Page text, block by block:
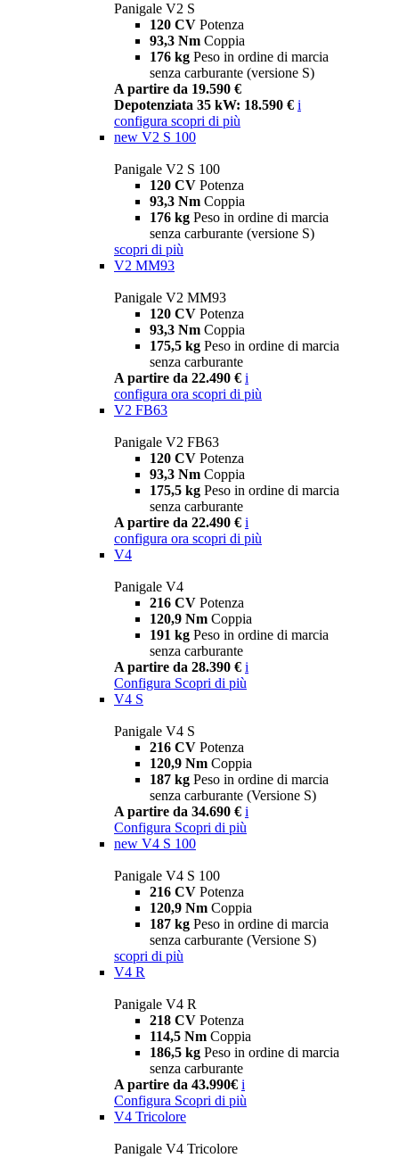
Panigale V2 S
120 CV Potenza
93,3 Nm Coppia
176 kg Peso in ordine di marcia
senza carburante (versione S)
A partire da 19.590 €
Depotenziata 35 kW: 18.590 € i
configura scopri di più
new V2 S 100
Panigale V2 S 100
120 CV Potenza
93,3 Nm Coppia
176 kg Peso in ordine di marcia
senza carburante (versione S)
scopri di più
V2 MM93
Panigale V2 MM93
120 CV Potenza
93,3 Nm Coppia
175,5 kg Peso in ordine di marcia
senza carburante
A partire da 22.490 € i
configura ora scopri di più
V2 FB63
Panigale V2 FB63
120 CV Potenza
93,3 Nm Coppia
175,5 kg Peso in ordine di marcia
senza carburante
A partire da 22.490 € i
configura ora scopri di più
V4
Panigale V4
216 CV Potenza
120,9 Nm Coppia
191 kg Peso in ordine di marcia
senza carburante
A partire da 28.390 € i
Configura Scopri di più
V4 S
Panigale V4 S
216 CV Potenza
120,9 Nm Coppia
187 kg Peso in ordine di marcia
senza carburante (Versione S)
A partire da 34.690 € i
Configura Scopri di più
new V4 S 100
Panigale V4 S 100
216 CV Potenza
120,9 Nm Coppia
187 kg Peso in ordine di marcia
senza carburante (Versione S)
scopri di più
V4 R
Panigale V4 R
218 CV Potenza
114,5 Nm Coppia
186,5 kg Peso in ordine di marcia
senza carburante
A partire da 43.990€ i
Configura Scopri di più
V4 Tricolore
Panigale V4 Tricolore